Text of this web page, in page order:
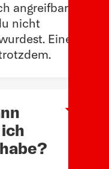
angreifbar
nicht
Eine
Arow